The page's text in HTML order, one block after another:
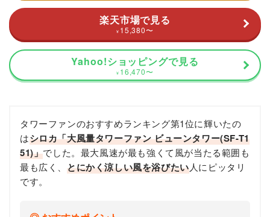
楽天市場で見る
¥ 15,380〜
Yahoo!ショッピングで見る
¥ 16,470〜
タワーファンのおすすめランキング第1位に輝いたの
はシロカ「大風量タワーファン ビューンタワー(SF-T1
51)」でした。最大風速が最も強くて風が当たる範囲も
最も広く、 とにかく涼しい風を浴びたい人にピッタリ
です。